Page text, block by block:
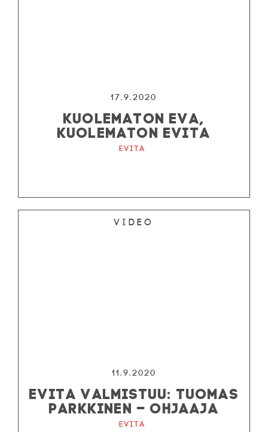
17.9.2020
KUOLEMATON EVA,
KUOLEMATON EVITA
Evita
Video
11.9.2020
EVITA VALMISTUU: TUOMAS
PARKKINEN – OHJAAJA
Evita